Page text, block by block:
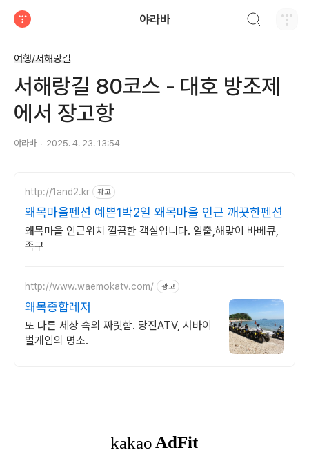
야라바
여행/서해랑길
서해랑길 80코스 - 대호 방조제
에서 장고항
야라바 2025. 4. 23. 13:54
http://1and2.kr 광고
왜목마을펜션 예쁜1박2일 왜목마을 인근 깨끗한펜션
왜목마을 인근위치 깔끔한 객실입니다. 일출,해맞이 바베큐,
족구
http://www.waemokatv.com/ 광고
왜목종합레저
또 다른 세상 속의 짜릿함. 당진ATV, 서바이
벌게임의 명소.